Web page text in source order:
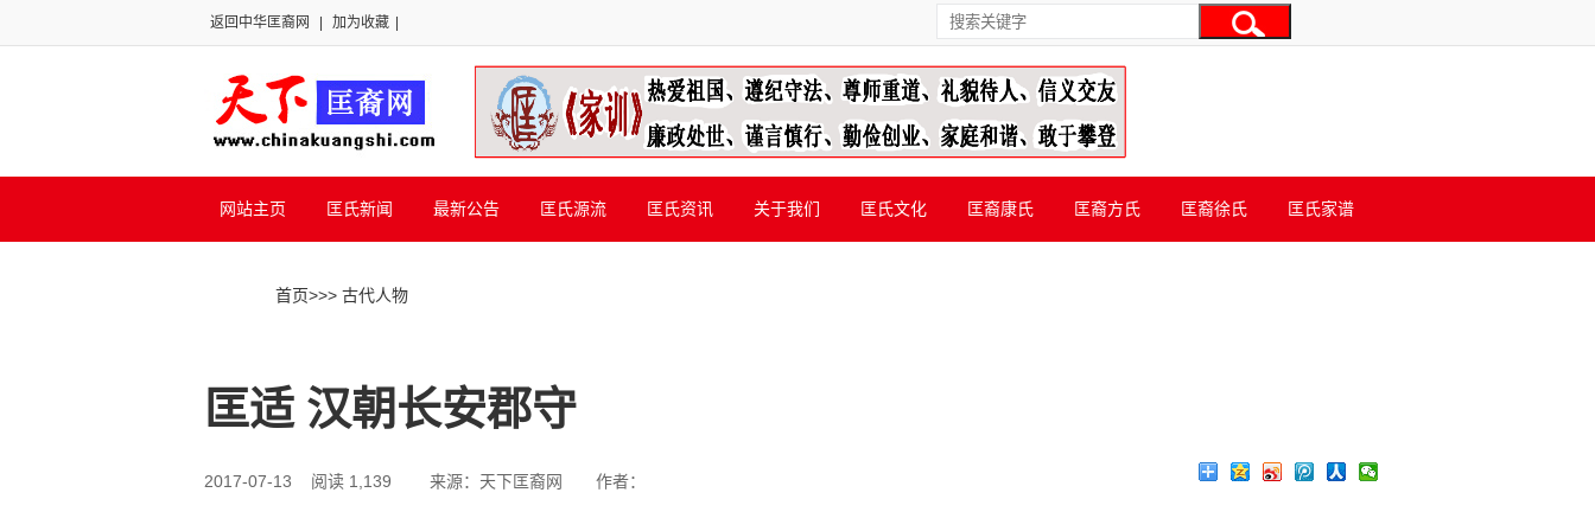
返回中华匡裔网 加为收藏
网站主页 匡氏新闻 最新公告 匡氏源流 匡氏资讯 关于我们 匡氏文化 匡裔康氏 匡裔方氏 匡裔徐氏 匡氏家谱
首页>>> 古代人物
匡适 汉朝长安郡守
2017-07-13 阅读 1,139 来源：天下匡裔网 作者：